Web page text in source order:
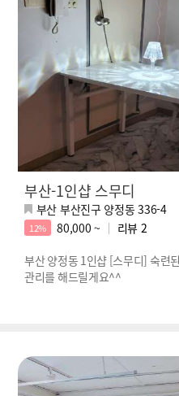
부산-1인샵 스무디
부산 부산진구 양정동 336-4
12% 80,000 ~ 리뷰 2
부산 양정동 1인샵 [스무디] 숙련
관리를 해드릴게요^^